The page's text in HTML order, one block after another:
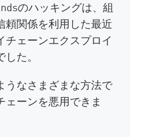
のハッキングは、組
頼関係を利用した最近
チェーンエクスプロイ
た。
うなさまざまな方法で
ェーンを悪用できま